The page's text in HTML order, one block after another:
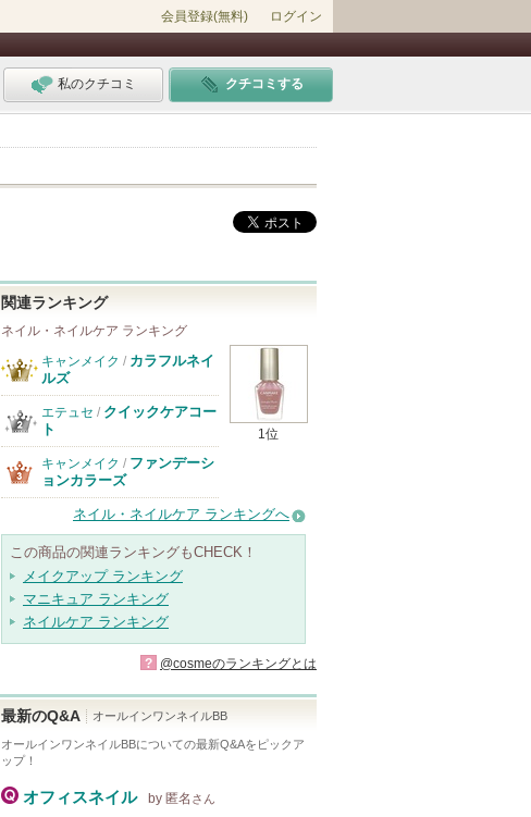
会員登録(無料) ログイン
私のクチコミ クチコミする
関連ランキング
ネイル・ネイルケア ランキング
1位
キャンメイク / カラフルネイ
ルズ
エテュセ / クイックケアコー
ト
キャンメイク / ファンデーシ
ョンカラーズ
ネイル・ネイルケア ランキングへ
この商品の関連ランキングもCHECK！
メイクアップ ランキング
マニキュア ランキング
ネイルケア ランキング
? @cosmeのランキングとは
最新のQ&A オールインワンネイルBB
オールインワンネイルBBについての最新Q&Aをピックア
ップ！
オフィスネイル by 匿名 さん